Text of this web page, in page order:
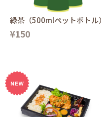
緑茶（500mlペットボトル）
¥150